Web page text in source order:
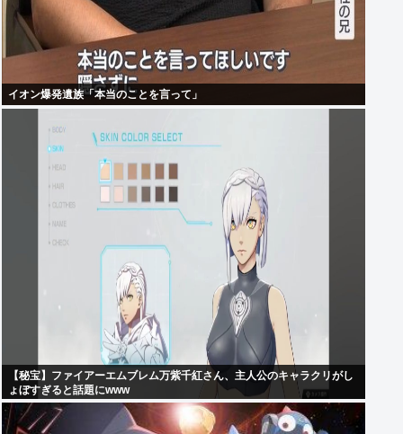
イオン爆発遺族「本当のことを言って」
【秘宝】ファイアーエムブレム万紫千紅さん、主人公のキャラクリがし
ょぼすぎると話題にwww